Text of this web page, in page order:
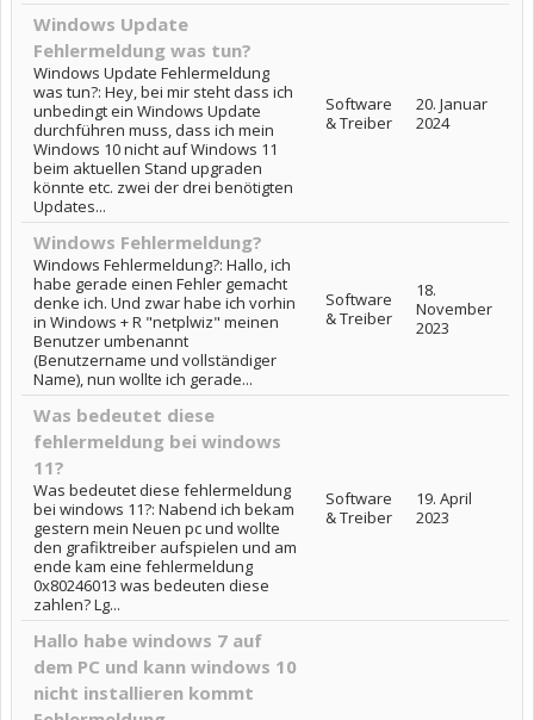
Windows Update
Fehlermeldung was tun?
Windows Update Fehlermeldung
was tun?: Hey, bei mir steht dass ich
unbedingt ein Windows Update
durchführen muss, dass ich mein
Windows 10 nicht auf Windows 11
beim aktuellen Stand upgraden
könnte etc. zwei der drei benötigten
Updates...
Software
& Treiber
20. Januar
2024
Windows Fehlermeldung?
Windows Fehlermeldung?: Hallo, ich
habe gerade einen Fehler gemacht
denke ich. Und zwar habe ich vorhin
in Windows + R "netplwiz" meinen
Benutzer umbenannt
(Benutzername und vollständiger
Name), nun wollte ich gerade...
Software
& Treiber
18.
November
2023
Was bedeutet diese
fehlermeldung bei windows
11?
Was bedeutet diese fehlermeldung
bei windows 11?: Nabend ich bekam
gestern mein Neuen pc und wollte
den grafiktreiber aufspielen und am
ende kam eine fehlermeldung
0x80246013 was bedeuten diese
zahlen? Lg...
Software
& Treiber
19. April
2023
Hallo habe windows 7 auf
dem PC und kann windows 10
nicht installieren kommt